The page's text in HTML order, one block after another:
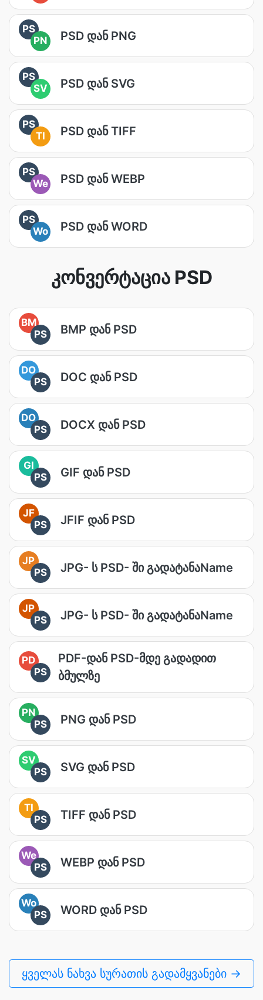
PS
PN
PSD დან PNG
PS
SV
PSD დან SVG
PS
TI
PSD დან TIFF
PS
We
PSD დან WEBP
PS
Wo
PSD დან WORD
კონვერტაცია PSD
BM
PS
BMP დან PSD
DO
PS
DOC დან PSD
DO
PS
DOCX დან PSD
GI
PS
GIF დან PSD
JF
PS
JFIF დან PSD
JP
PS
JPG- ს PSD- ში გადატანაName
JP
PS
JPG- ს PSD- ში გადატანაName
PD
PS
PDF-დან PSD-მდე გადადით
ბმულზე
PN
PS
PNG დან PSD
SV
PS
SVG დან PSD
TI
PS
TIFF დან PSD
We
PS
WEBP დან PSD
Wo
PS
WORD დან PSD
ყველას ნახვა სურათის გადამყვანები →